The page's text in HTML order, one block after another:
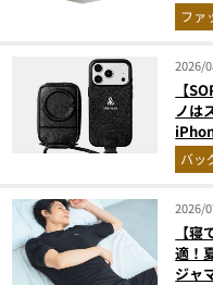
ファ
2026/
【
ノは
バッ
2026/
【
適！
ジャ